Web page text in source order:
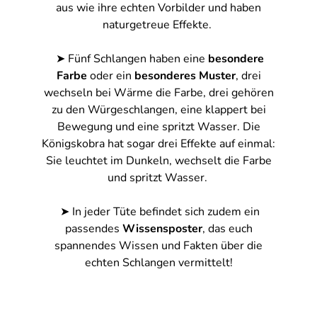
aus wie ihre echten Vorbilder und haben
naturgetreue Effekte.
➤ Fünf Schlangen haben eine besondere
Farbe oder ein besonderes Muster, drei
wechseln bei Wärme die Farbe, drei gehören
zu den Würgeschlangen, eine klappert bei
Bewegung und eine spritzt Wasser. Die
Königskobra hat sogar drei Effekte auf einmal:
Sie leuchtet im Dunkeln, wechselt die Farbe
und spritzt Wasser.
➤ In jeder Tüte befindet sich zudem ein
passendes Wissensposter, das euch
spannendes Wissen und Fakten über die
echten Schlangen vermittelt!